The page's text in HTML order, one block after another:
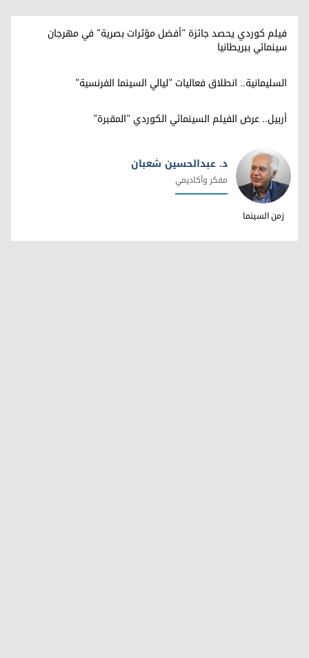
فيلم كوردي يحصد جائزة "أفضل مؤثرات بصرية" في مهرجان
سينمائي ببريطانيا
السليمانية.. انطلاق فعاليات "ليالي السينما الفرنسية"
أربيل.. عرض الفيلم السينمائي الكوردي "المقبرة"
د. عبدالحسين شعبان
د. عبدالحسين شعبان
مفكر وأكاديمي
زمن السينما